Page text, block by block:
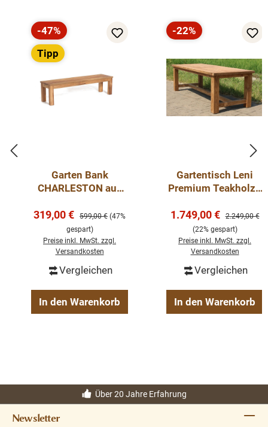
Rabatt
-47%
Tipp
Garten Bank
CHARLESTON aus
Verkaufspreis:
319,00 € Regulärer Preis:
599,00 € (47%
gespart)
Preise inkl. MwSt. zzgl.
Versandkosten
Vergleichen
In den Warenkorb
Rabatt
-22%
Gartentisch Leni
Premium Teakholz -
Outdoor Teak
Verkaufspreis:
1.749,00 € Regulärer
2.249,00 €
(22% gespart)
Preise inkl. MwSt. zzgl.
Versandkosten
Vergleichen
In den Warenkorb
Über 20 Jahre Erfahrung
Newsletter